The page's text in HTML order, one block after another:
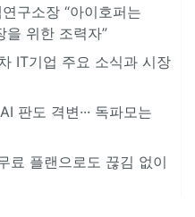
구소장 “아이호퍼는
을 위한 조력자”
IT기업 주요 소식과 시장
판도 격변··· 독파모는
료 플랜으로도 끊김 없이